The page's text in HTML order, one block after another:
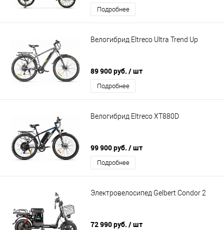
Подробнее
Велогибрид Eltreco Ultra Trend Up
89 900 руб. / шт
Подробнее
Велогибрид Eltreco XT880D
99 900 руб. / шт
Подробнее
Электровелосипед Gelbert Condor 2
72 990 руб. / шт